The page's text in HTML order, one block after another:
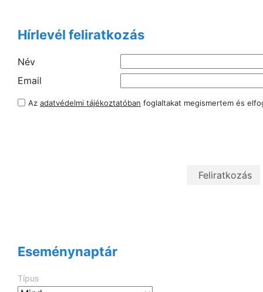
Hírlevél feliratkozás
Név
Email
Az adatvédelmi tájékoztatóban foglaltakat megismertem és
Eseménynaptár
Típus